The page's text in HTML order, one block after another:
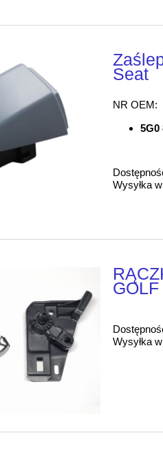
Seat
NR OEM:
5G0
Wysyłka
Wysyłka